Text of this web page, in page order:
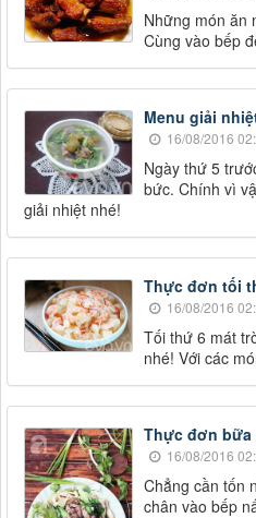
Những món ăn
Cùng vào bếp
Menu giải
16/08/2016
Ngày thứ 5
bức. Chính vì
giải nhiệt nhé!
Thực đơn tối
16/08/2016
Tối thứ 6 mát
nhé! Với các
Thực đơn bữa
16/08/2016
Chẳng cần tốn
chân vào bếp